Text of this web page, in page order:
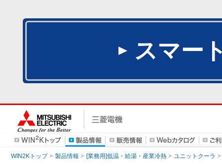
スマー
WIN2Kトップ 製品情報 [業務用]低温・給湯・産業冷熱 ユニットクーラ